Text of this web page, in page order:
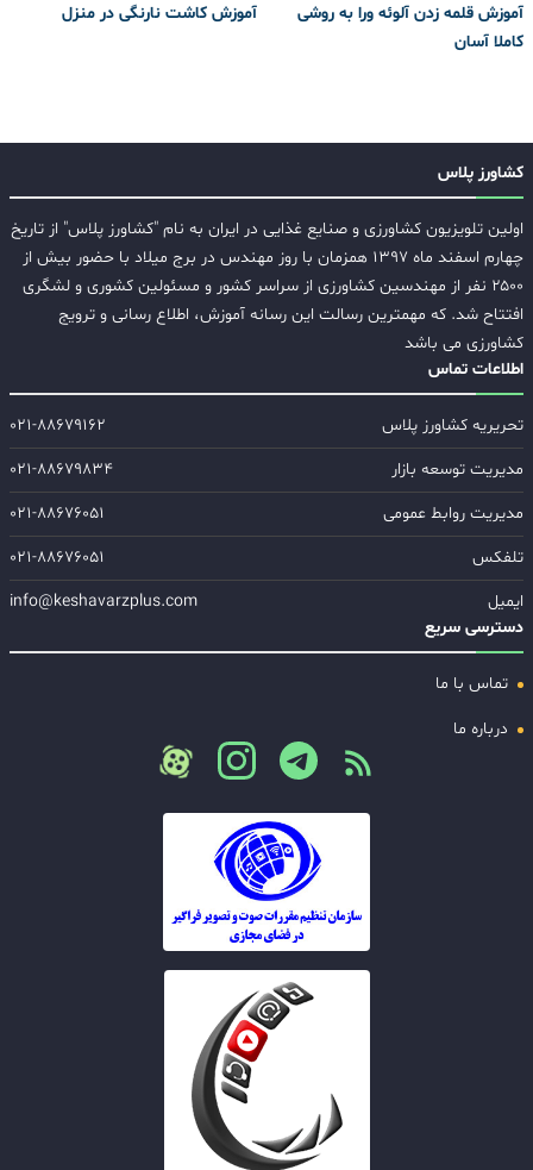
آموزش قلمه زدن آلوئه ورا به روشی
کاملا آسان
آموزش کاشت نارنگی در منزل
کشاورز پلاس
اولین تلویزیون کشاورزی و صنایع غذایی در ایران به نام "کشاورز پلاس" از تاریخ
چهارم اسفند ماه ۱۳۹۷ همزمان با روز مهندس در برج میلاد با حضور بیش از
۲۵۰۰ نفر از مهندسین کشاورزی از سراسر کشور و مسئولین کشوری و لشگری
افتتاح شد. که مهمترین رسالت این رسانه آموزش، اطلاع رسانی و ترویج
کشاورزی می باشد
اطلاعات تماس
تحریریه کشاورز پلاس
۰۲۱-۸۸۶۷۹۱۶۲
مدیریت توسعه بازار
۰۲۱-۸۸۶۷۹۸۳۴
مدیریت روابط عمومی
۰۲۱-۸۸۶۷۶۰۵۱
تلفکس
۰۲۱-۸۸۶۷۶۰۵۱
ایمیل
info@keshavarzplus.com
دسترسی سریع
تماس با ما
درباره ما